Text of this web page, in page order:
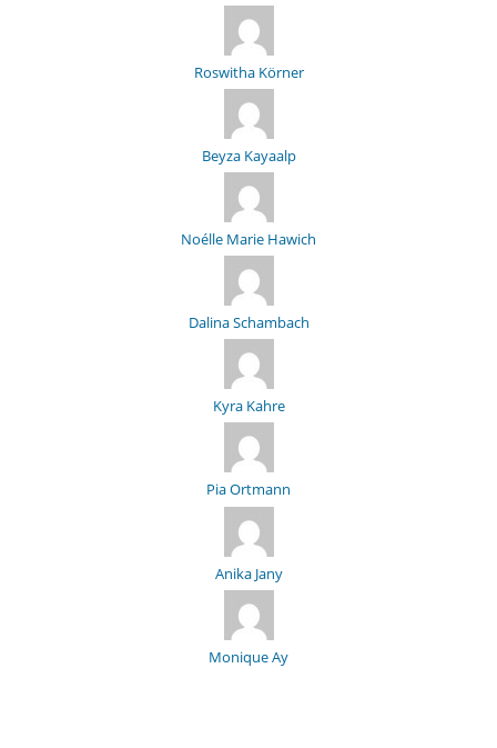
Roswitha Körner
Beyza Kayaalp
Noélle Marie Hawich
Dalina Schambach
Kyra Kahre
Pia Ortmann
Anika Jany
Monique Ay